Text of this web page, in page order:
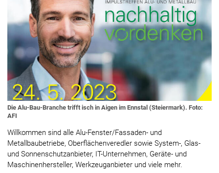
Die Alu-Bau-Branche trifft isch in Aigen im Ennstal (Steiermark). Foto:
AFI
Willkommen sind alle Alu-Fenster/Fassaden- und
Metallbaubetriebe, Oberflächenveredler sowie System-, Glas-
und Sonnenschutzanbieter, IT-Unternehmen, Geräte- und
Maschinenhersteller, Werkzeuganbieter und viele mehr.